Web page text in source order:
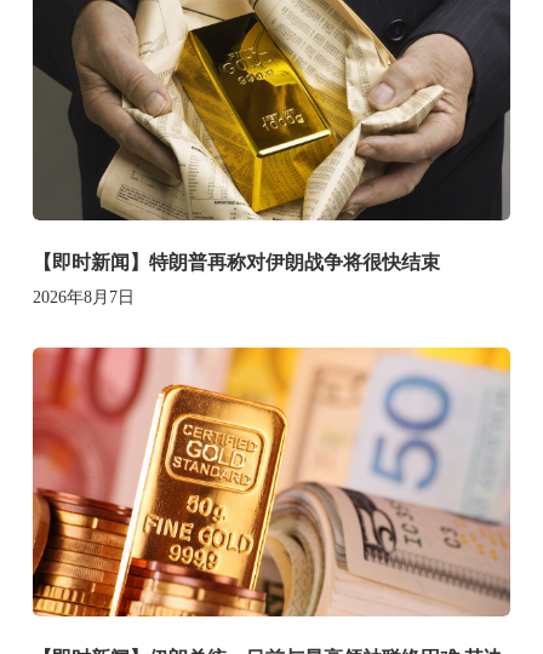
【即时新闻】特朗普再称对伊朗战争将很快结束
2026年8月7日